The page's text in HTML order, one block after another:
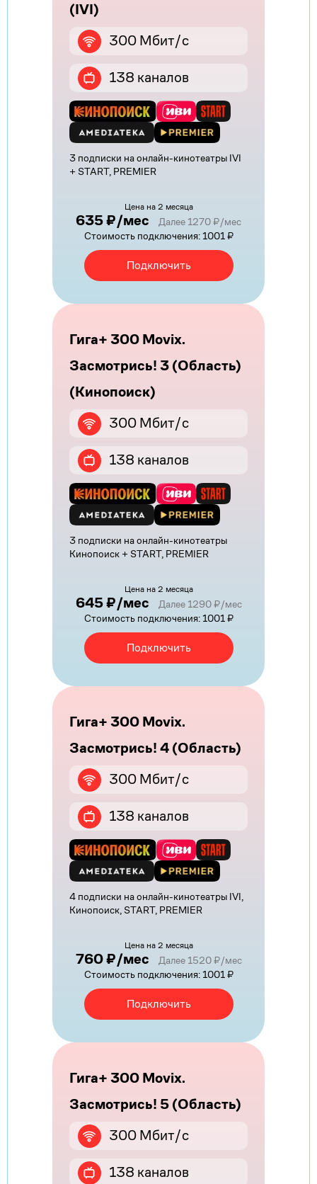
(IVI)
300 Мбит/с
138 каналов
3 подписки на онлайн-кинотеатры IVI
+ START, PREMIER
Цена на 2 месяца
635 ₽/мес
Далее 1270 ₽/мес
Стоимость подключения: 1001 ₽
Подключить
Гига+ 300 Movix.
Засмотрись! 3 (Область)
(Кинопоиск)
300 Мбит/с
138 каналов
3 подписки на онлайн-кинотеатры
Кинопоиск + START, PREMIER
Цена на 2 месяца
645 ₽/мес
Далее 1290 ₽/мес
Стоимость подключения: 1001 ₽
Подключить
Гига+ 300 Movix.
Засмотрись! 4 (Область)
300 Мбит/с
138 каналов
4 подписки на онлайн-кинотеатры IVI,
Кинопоиск, START, PREMIER
Цена на 2 месяца
760 ₽/мес
Далее 1520 ₽/мес
Стоимость подключения: 1001 ₽
Подключить
Гига+ 300 Movix.
Засмотрись! 5 (Область)
300 Мбит/с
138 каналов